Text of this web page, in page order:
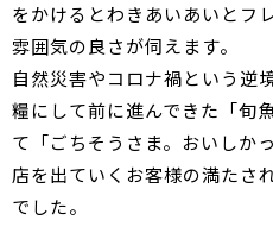
をかけるとわきあいあいとフ
雰囲気の良さが伺えます。
自然災害やコロナ禍という逆
糧にして前に進んできた「旬
て「ごちそうさま。おいしか
店を出ていくお客様の満たさ
でした。